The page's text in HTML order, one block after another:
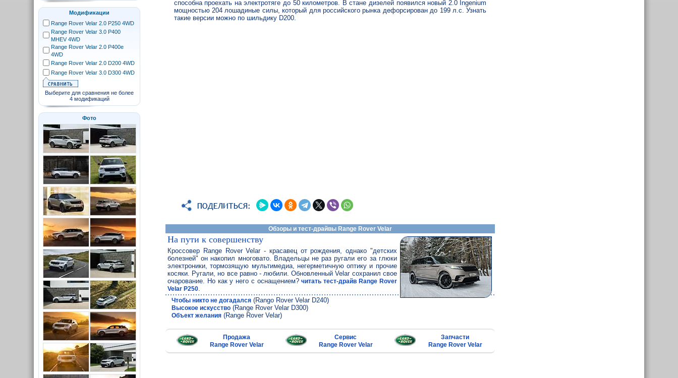
способна проехать на электротяге до 50 километров. В стане дизелей появился новый 2.0 Ingenium
мощностью 204 лошадиные силы, который для российского рынка дефорсирован до 199 л.с. Узнать
такие версии можно по шильдику D200.
Обзоры и тест-драйвы Range Rover Velar
На пути к совершенству
Кроссовер Range Rover Velar - красавец от рождения, однако "детских
болезней" он накопил многовато. Владельцы не раз ругали его за глюки
электроники, тормозящую мультимедиа, негерметичную оптику и прочие
косяки. Ругали, но все равно - любили. Обновленный Velar сохранил свое
очарование. Но как у него с оснащением?читать тест-драйв Range Rover
Velar P250.
Чтобы никто не догадался(Rango Rover Velar D240)
Высокое искусство(Range Rover Velar D300)
Объект желания(Range Rover Velar)
Продажа
Range Rover Velar
Сервис
Range Rover Velar
Запчасти
Range Rover Velar
Модификации
Range Rover Velar 2.0 P250 4WD
Range Rover Velar 3.0 P400
MHEV 4WD
Range Rover Velar 2.0 P400e
4WD
Range Rover Velar 2.0 D200 4WD
Range Rover Velar 3.0 D300 4WD
Выберите для сравнения не более
4 модификаций
Фото